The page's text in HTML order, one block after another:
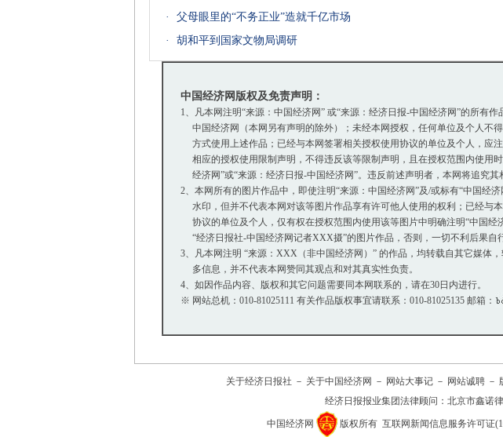
· 父母眼里的“不务正业”造就千亿市场
· 胡和平到国家文物局调研
中国经济网版权及免责声明：
1、凡本网注明“来源：中国经济网” 或“来源：经济日报-中国经济网”的所有作
中国经济网（本网另有声明的除外）；未经本网授权，任何单位及个人不
方式使用上述作品；已经与本网签署相关授权使用协议的单位及个人，应
相应的授权使用限制声明，不得违反该等限制声明，且在授权范围内使用时
经济网”或“来源：经济日报-中国经济网”。违反前述声明者，本网将追究其
2、本网所有的图片作品中，即使注明“来源：中国经济网”及/或标有“中国经济
水印，但并不代表本网对该等图片作品享有许可他人使用的权利；已经与
协议的单位及个人，仅有权在授权范围内使用该等图片中明确注明“中国经
“经济日报社-中国经济网记者XXX摄”的图片作品，否则，一切不利后果自
3、凡本网注明 “来源：XXX（非中国经济网）” 的作品，均转载自其它媒体
多信息，并不代表本网赞同其观点和对其真实性负责。
4、如因作品内容、版权和其它问题需要同本网联系的，请在30日内进行。
※ 网站总机：010-81025111 有关作品版权事宜请联系：010-81025135 邮箱：
关于经济日报社 － 关于中国经济网 － 网站大事记 － 网站诚聘 －
经济日报报业集团法律顾问： 北京市鑫诺
中国经济网 版权所有 互联网新闻信息服务许可证